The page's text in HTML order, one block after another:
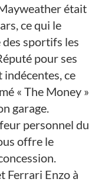
était
ce qui le
sportifs les
pour ses
ce
« The Money »
garage.
personnel du
offre le
Ferrari Enzo à